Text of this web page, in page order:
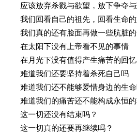
应该放弃杀戮与欲望，放下争夺
我们回看自己的祖先，回看生命
我们真的还有脸面再做一些肮脏
在太阳下没有上帝看不见的事情
在月光下没有值得产生痛苦的回忆
难道我们还要坚持着杀死自己吗
难道我们还不能够爱惜身边的生
难道我们的痛苦还不能构成永恒
这一切还没有结束吗？
这一切真的还要再继续吗？